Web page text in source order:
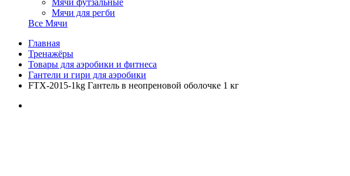
Мячи футзальные
Мячи для регби
Все Мячи
Главная
Тренажёры
Товары для аэробики и фитнеса
Гантели и гири для аэробики
FTX-2015-1kg Гантель в неопреновой оболочке 1 кг